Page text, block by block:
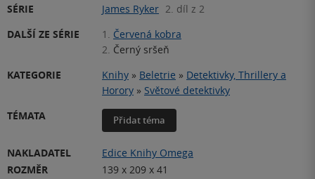
SÉRIE James Ryker 2. díl z 2
DALŠÍ ZE SÉRIE
1. Červená kobra
2. Černý sršeň
KATEGORIE
Knihy » Beletrie » Detektivky, Thrillery a
Horory » Světové detektivky
TÉMATA
Přidat téma
NAKLADATEL
Edice Knihy Omega
ROZMĚR
139 x 209 x 41